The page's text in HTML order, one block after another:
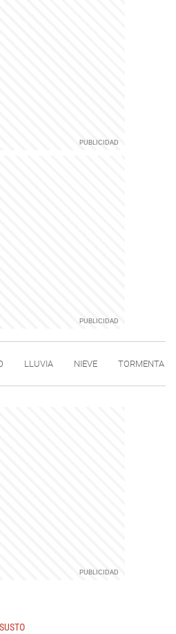
LLUVIA NIEVE TORMENTA